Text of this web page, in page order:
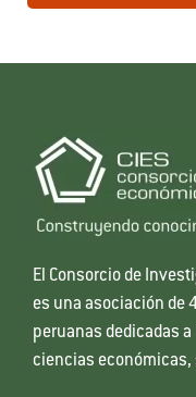
El Consorcio de
es una asociación de
peruanas dedicadas
ciencias